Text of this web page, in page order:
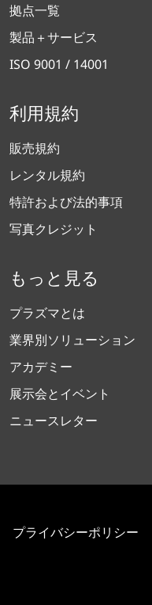
拠点一覧
製品＋サービス
ISO 9001 / 14001
利用規約
販売規約
レンタル規約
特許および法的事項
写真クレジット
もっと見る
プラズマとは
業界別ソリューション
アカデミー
展示会とイベント
ニュースレター
プライバシーポリシー